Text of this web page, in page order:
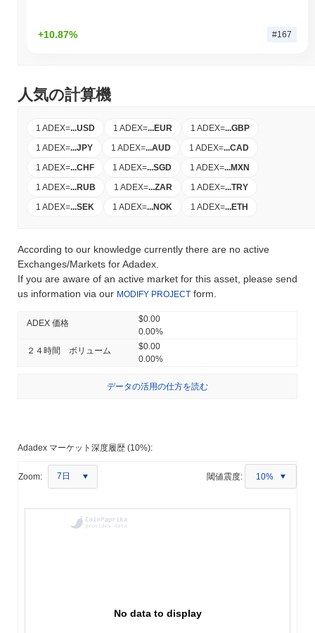
+10.87% #167
人気の計算機
1 ADEX=...USD 1 ADEX=...EUR 1 ADEX=...GBP
1 ADEX=...JPY 1 ADEX=...AUD 1 ADEX=...CAD
1 ADEX=...CHF 1 ADEX=...SGD 1 ADEX=...MXN
1 ADEX=...RUB 1 ADEX=...ZAR 1 ADEX=...TRY
1 ADEX=...SEK 1 ADEX=...NOK 1 ADEX=...ETH
According to our knowledge currently there are no active
Exchanges/Markets for Adadex.
If you are aware of an active market for this asset, please send
us information via our MODIFY PROJECT form.
ADEX 価格
$0.00
0.00%
２４時間 ボリューム
$0.00
0.00%
データの活用の仕方を読む
Adadex マーケット深度履歴 (10%):
Zoom: 7日 閾値震度: 10%
No data to display